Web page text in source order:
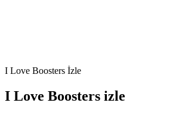
I Love Boosters İzle
I Love Boosters izle